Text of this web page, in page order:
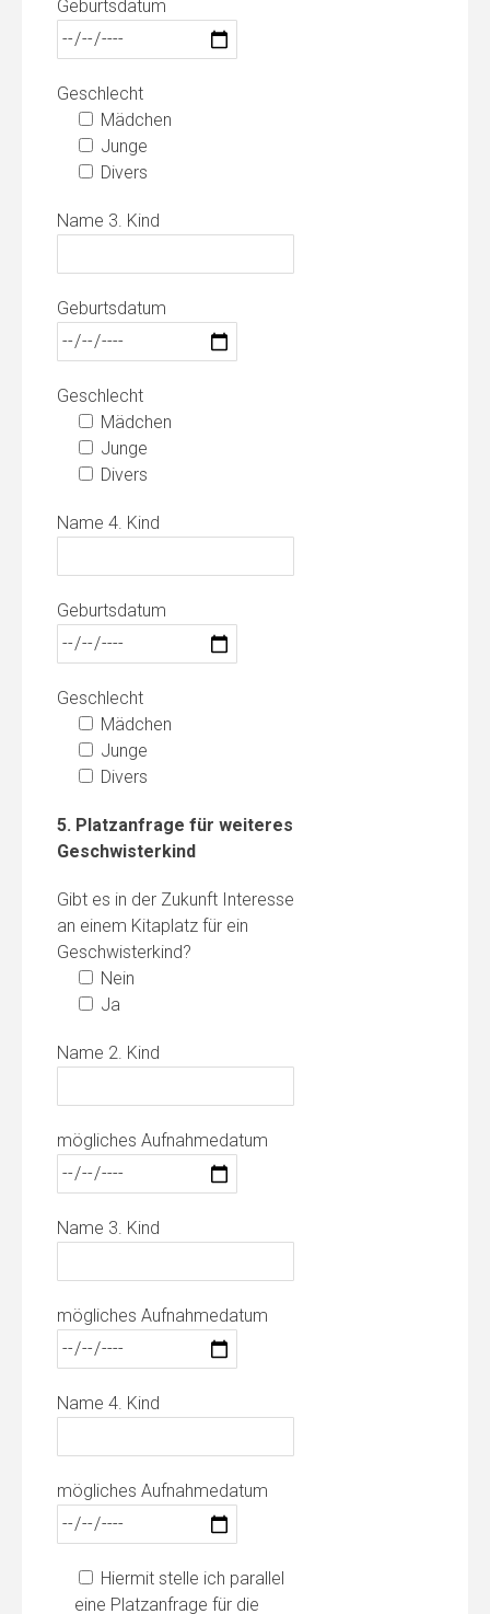
Geburtsdatum
Geschlecht
Mädchen
Junge
Divers
Name 3. Kind
Geburtsdatum
Geschlecht
Mädchen
Junge
Divers
Name 4. Kind
Geburtsdatum
Geschlecht
Mädchen
Junge
Divers
5. Platzanfrage für weiteres
Geschwisterkind
Gibt es in der Zukunft Interesse
an einem Kitaplatz für ein
Geschwisterkind?
Nein
Ja
Name 2. Kind
mögliches Aufnahmedatum
Name 3. Kind
mögliches Aufnahmedatum
Name 4. Kind
mögliches Aufnahmedatum
Hiermit stelle ich parallel
eine Platzanfrage für die